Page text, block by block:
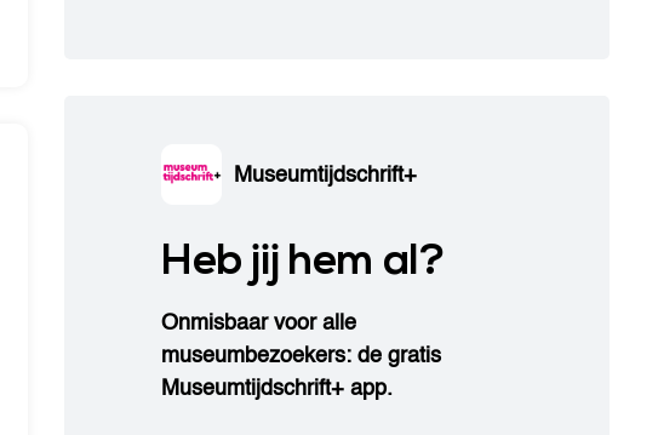
Museumtijdschrift+
Heb jij hem al?
Onmisbaar voor alle
museumbezoekers: de gratis
Museumtijdschrift+ app.